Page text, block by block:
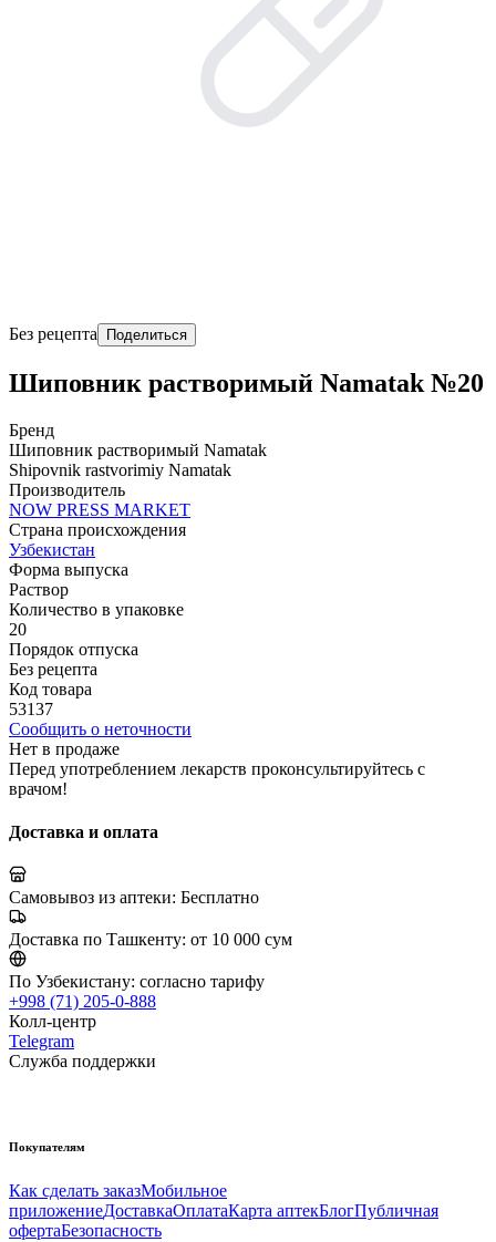
Без рецепта Поделиться
Шиповник растворимый Namatak №20
Бренд
Шиповник растворимый Namatak
Shipovnik rastvorimiy Namatak
Производитель
NOW PRESS MARKET
Страна происхождения
Узбекистан
Форма выпуска
Раствор
Количество в упаковке
20
Порядок отпуска
Без рецепта
Код товара
53137
Сообщить о неточности
Нет в продаже
Перед употреблением лекарств проконсультируйтесь с
врачом!
Доставка и оплата
Самовывоз из аптеки: Бесплатно
Доставка по Ташкенту: от 10 000 сум
По Узбекистану: согласно тарифу
+998 (71) 205-0-888
Колл-центр
Telegram
Служба поддержки
Покупателям
Как сделать заказМобильное
приложениеДоставкаОплатаКарта аптекБлогПубличная
офертаБезопасность